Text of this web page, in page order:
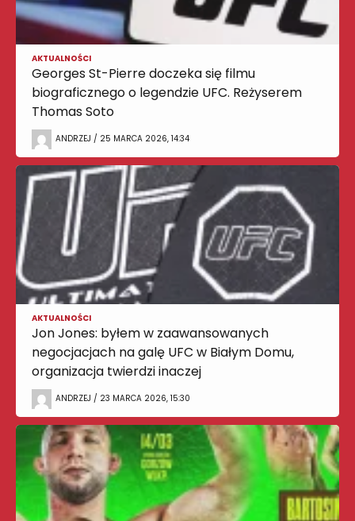
AKTUALNOŚCI
Georges St-Pierre doczeka się filmu
biograficznego o legendzie UFC. Reżyserem
Thomas Soto
ANDRZEJ / 25 MARCA 2026, 14:34
AKTUALNOŚCI
Jon Jones: byłem w zaawansowanych
negocjacjach na galę UFC w Białym Domu,
organizacja twierdzi inaczej
ANDRZEJ / 23 MARCA 2026, 15:30